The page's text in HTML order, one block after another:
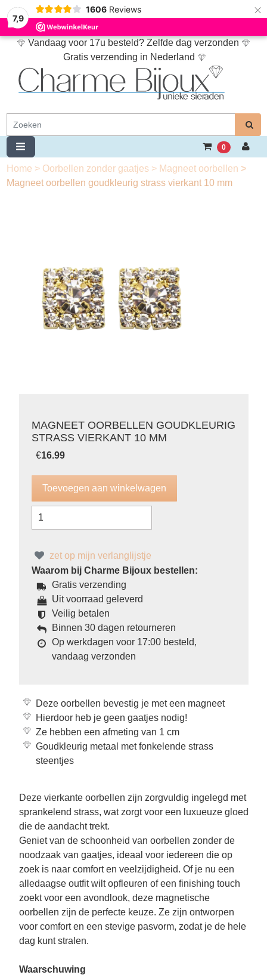
7,9
1606 Reviews ×
Vandaag voor 17u besteld? Zelfde dag verzonden
Gratis verzending in Nederland
0
Home > Oorbellen zonder gaatjes > Magneet oorbellen >
Magneet oorbellen goudkleurig strass vierkant 10 mm
MAGNEET OORBELLEN GOUDKLEURIG
STRASS VIERKANT 10 MM
€16.99
zet op mijn verlanglijstje
Waarom bij Charme Bijoux bestellen:
Gratis verzending
Uit voorraad geleverd
Veilig betalen
Binnen 30 dagen retourneren
Op werkdagen voor 17:00 besteld,
vandaag verzonden
Deze oorbellen bevestig je met een magneet
Hierdoor heb je geen gaatjes nodig!
Ze hebben een afmeting van 1 cm
Goudkleurig metaal met fonkelende strass
steentjes
Deze vierkante oorbellen zijn zorgvuldig ingelegd met
sprankelend strass, wat zorgt voor een luxueuze gloed
die de aandacht trekt.
Geniet van de schoonheid van oorbellen zonder de
noodzaak van gaatjes, ideaal voor iedereen die op
zoek is naar comfort en veelzijdigheid. Of je nu een
alledaagse outfit wilt opfleuren of een finishing touch
zoekt voor een avondlook, deze magnetische
oorbellen zijn de perfecte keuze. Ze zijn ontworpen
voor comfort en een stevige pasvorm, zodat je de hele
dag kunt stralen.
Waarschuwing